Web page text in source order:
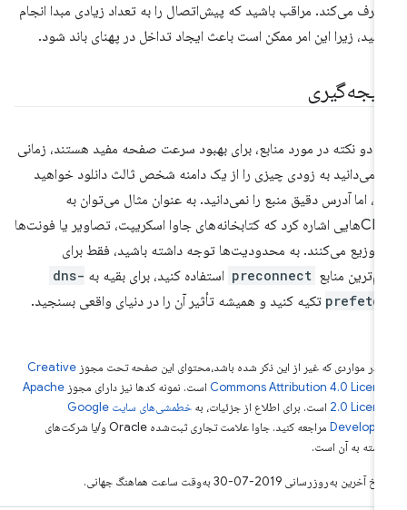
می‌کند. مراقب باشید که پیش‌اتصال را به تعداد زیادی مبدا انجام
زیرا این امر ممکن است باعث ایجاد تداخل در پهنای باند شود.
دو نکته در مورد منابع، برای بهبود سرعت صفحه مفید هستند، زمانی
می‌دانید به زودی چیزی را از یک دامنه شخص ثالث دانلود خواهید
اما آدرس دقیق منبع را نمی‌دانید. به عنوان مثال می‌توان به
CDNهایی اشاره کرد که کتابخانه‌های جاوا اسکریپت، تصاویر یا فونت‌ها
توزیع می‌کنند. به محدودیت‌ها توجه داشته باشید، فقط برای
منابع preconnect استفاده کنید، برای بقیه بهdns-
تکیه کنید و همیشه تأثیر آن را در دنیای واقعی بسنجید.
در مواردی که غیر از این ذکر شده باشد،‌محتوای این صفحه تحت مجوزCreative
Commons Attribution 4.0است. نمونه کدها نیز دارای مجوزApache
2.0است. برای اطلاع از جزئیات، به
خطمشی‌های سایت Google
مراجعه کنید. جاوا علامت تجاری ثبت‌شده Oracle و/یا شرکت‌های
به آن است.
آخرین به‌روزرسانی 2019-07-30 به‌وقت ساعت هماهنگ جهانی.